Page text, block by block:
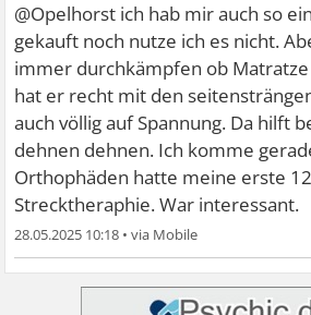
@Opelhorst ich hab mir auch so
gekauft noch nutze ich es nicht.
immer durchkämpfen ob Matratze
hat er recht mit den
auch völlig auf Spannung. Da hilft
dehnen dehnen. Ich komme
Orthophäden hatte meine erste
Strecktheraphie. War interessant.
28.05.2025 10:18 •